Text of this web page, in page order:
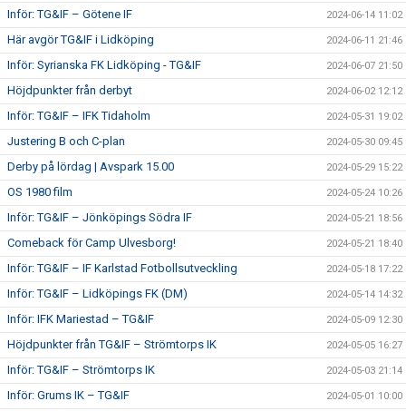
Inför: TG&IF – Götene IF 2024-06-14 11:02
Här avgör TG&IF i Lidköping 2024-06-11 21:46
Inför: Syrianska FK Lidköping - TG&IF 2024-06-07 21:50
Höjdpunkter från derbyt 2024-06-02 12:12
Inför: TG&IF – IFK Tidaholm 2024-05-31 19:02
Justering B och C-plan 2024-05-30 09:45
Derby på lördag | Avspark 15.00 2024-05-29 15:22
OS 1980 film 2024-05-24 10:26
Inför: TG&IF – Jönköpings Södra IF 2024-05-21 18:56
Comeback för Camp Ulvesborg! 2024-05-21 18:40
Inför: TG&IF – IF Karlstad Fotbollsutveckling 2024-05-18 17:22
Inför: TG&IF – Lidköpings FK (DM) 2024-05-14 14:32
Inför: IFK Mariestad – TG&IF 2024-05-09 12:30
Höjdpunkter från TG&IF – Strömtorps IK 2024-05-05 16:27
Inför: TG&IF – Strömtorps IK 2024-05-03 21:14
Inför: Grums IK – TG&IF 2024-05-01 10:00